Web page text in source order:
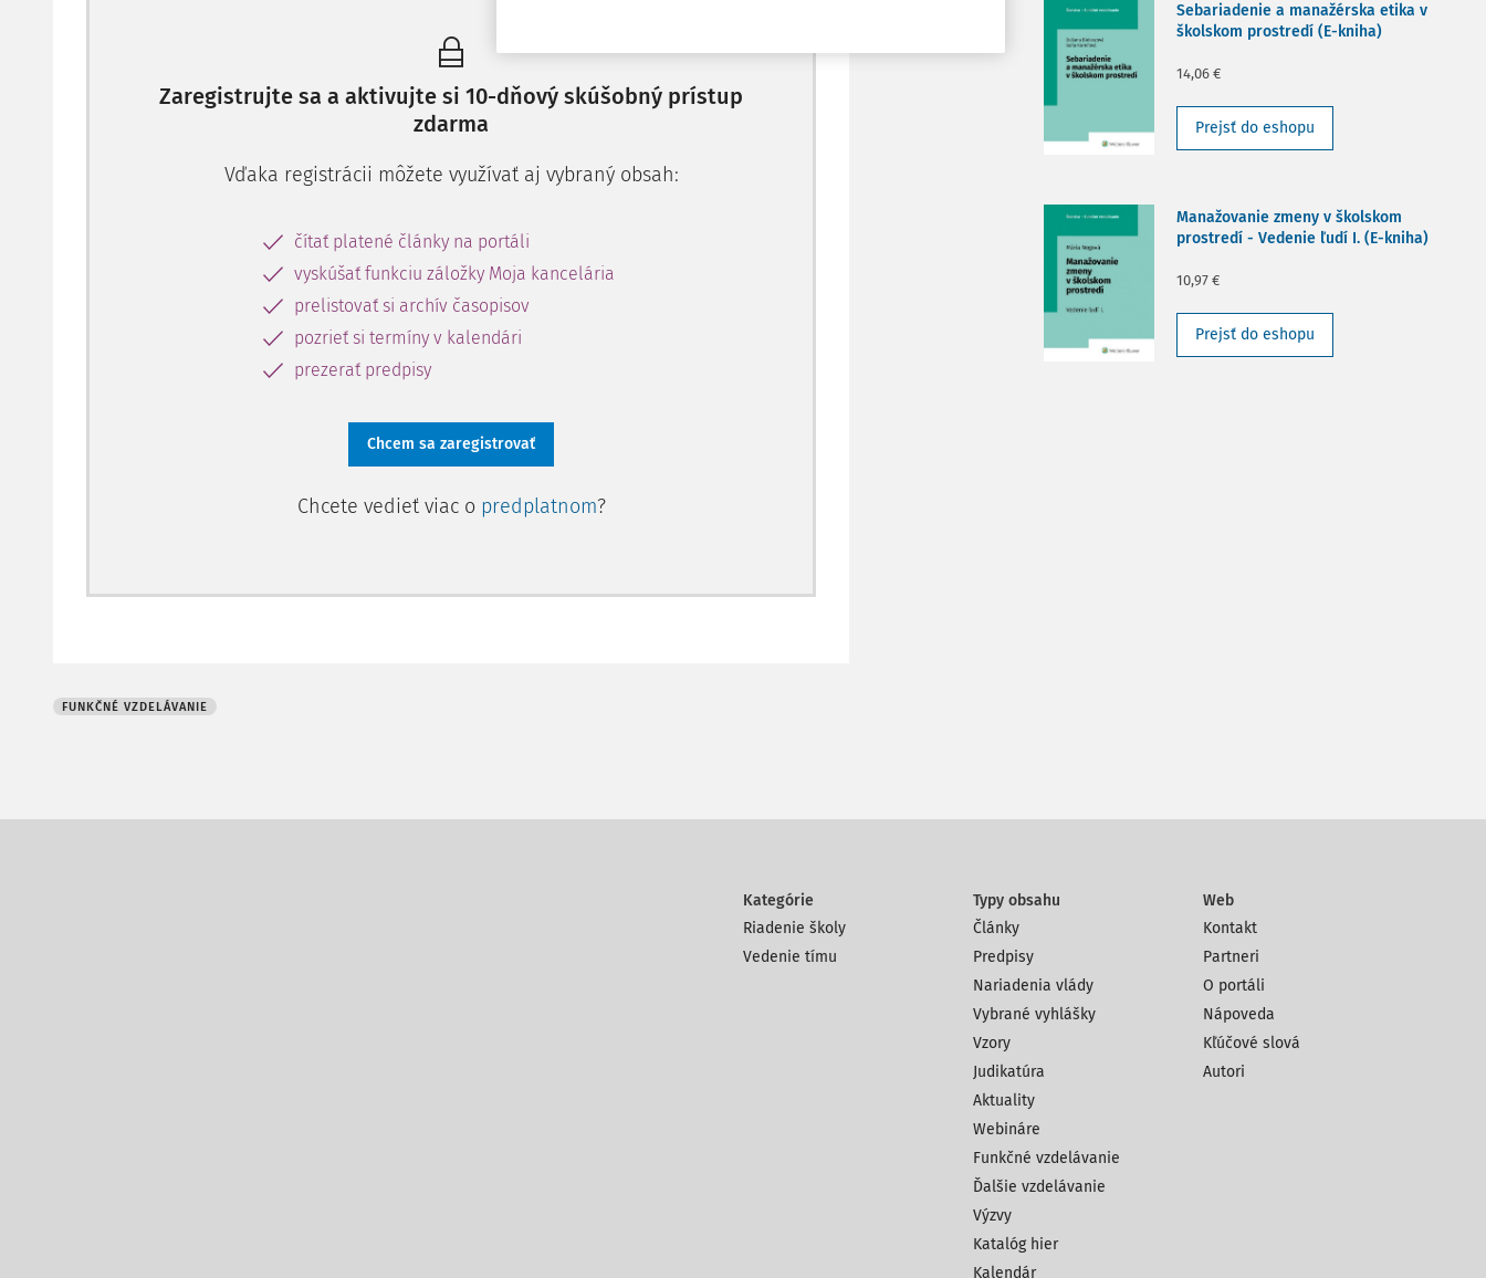
Zaregistrujte sa a aktivujte si 10-dňový skúšobný prístup
zdarma
Vďaka registrácii môžete využívať aj vybraný obsah:
čítať platené články na portáli
vyskúšať funkciu záložky Moja kancelária
prelistovať si archív časopisov
pozrieť si termíny v kalendári
prezerať predpisy
Chcem sa zaregistrovať
Chcete vedieť viac o predplatnom?
FUNKČNÉ VZDELÁVANIE
Sebariadenie a manažérska etika v
školskom prostredí (E-kniha)
14,06 €
Prejsť do eshopu
Manažovanie zmeny v školskom
prostredí - Vedenie ľudí I. (E-kniha)
10,97 €
Prejsť do eshopu
Kategórie
Riadenie školy
Vedenie tímu
Typy obsahu
Články
Predpisy
Nariadenia vlády
Vybrané vyhlášky
Vzory
Judikatúra
Aktuality
Webináre
Funkčné vzdelávanie
Ďalšie vzdelávanie
Výzvy
Katalóg hier
Kalendár
Web
Kontakt
Partneri
O portáli
Nápoveda
Kľúčové slová
Autori